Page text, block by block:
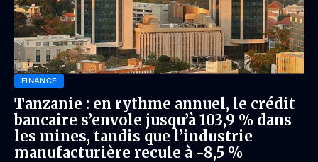
FINANCE
Tanzanie : en rythme annuel, le crédit
bancaire s’envole jusqu’à 103,9 % dans
les mines, tandis que l’industrie
manufacturière recule à -8,5 %